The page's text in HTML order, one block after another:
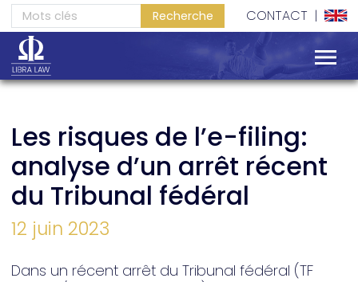
CONTACT |
EXPERIENCE
Les risques de l’e-filing:
analyse d’un arrêt récent
du Tribunal fédéral
12 juin 2023
Dans un récent arrêt du Tribunal fédéral (TF